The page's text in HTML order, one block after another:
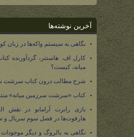
آخرین نوشته‌ها
نگاهی به سیستم واکه‌ها در زبان
کارل اف. هاستتر، گردآورنده
میانه، کیست؟
شرح مطالب درون کتاب سرشت
کتاب «سرشت سرزمین میانه»
بازی رابرت آرامایو در نقش
هارفوت‌ها در فصل سوم سریال و
نگاهی به بالروگ و دیگر